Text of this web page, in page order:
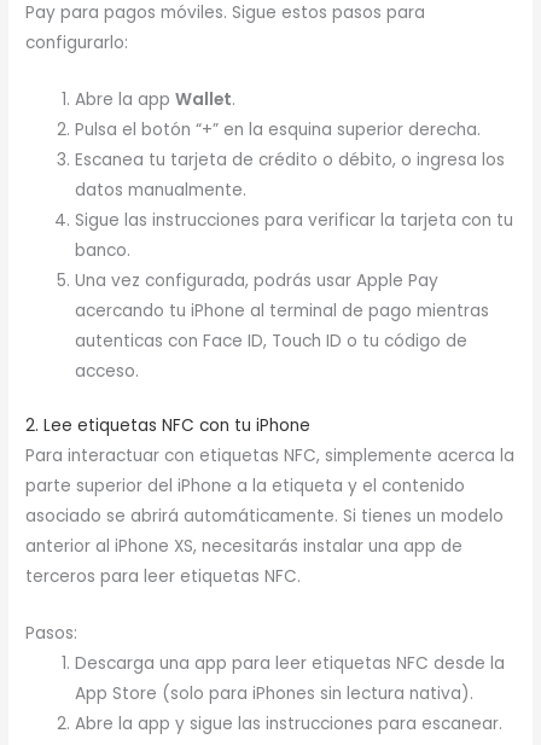
Pay para pagos móviles. Sigue estos pasos para
configurarlo:
Abre la appWallet.
Pulsa el botón “+” en la esquina superior derecha.
Escanea tu tarjeta de crédito o débito, o ingresa los
datos manualmente.
Sigue las instrucciones para verificar la tarjeta con tu
banco.
Una vez configurada, podrás usar Apple Pay
acercando tu iPhone al terminal de pago mientras
autenticas con Face ID, Touch ID o tu código de
acceso.
2. Lee etiquetas NFC con tu iPhone
Para interactuar con etiquetas NFC, simplemente acerca la
parte superior del iPhone a la etiqueta y el contenido
asociado se abrirá automáticamente. Si tienes un modelo
anterior al iPhone XS, necesitarás instalar una app de
terceros para leer etiquetas NFC.
Pasos:
Descarga una app para leer etiquetas NFC desde la
App Store (solo para iPhones sin lectura nativa).
Abre la app y sigue las instrucciones para escanear.